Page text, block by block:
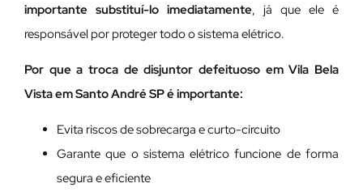
importante substituí-lo imediatamente, já que ele é
responsável por proteger todo o sistema elétrico.
Por que a troca de disjuntor defeituoso em Vila Bela
Vista em Santo André SP é importante:
Evita riscos de sobrecarga e curto-circuito
Garante que o sistema elétrico funcione de forma
segura e eficiente